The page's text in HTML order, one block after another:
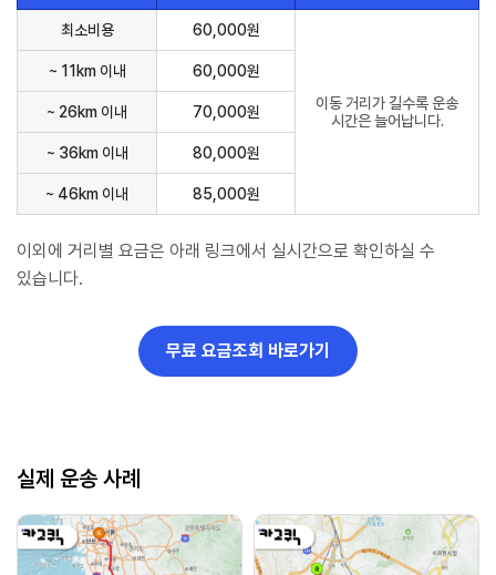
최소비용 60,000원
이동 거리가 길수록 운송
시간은 늘어납니다.
~ 11km 이내 60,000원
~ 26km 이내 70,000원
~ 36km 이내 80,000원
~ 46km 이내 85,000원
이외에 거리별 요금은 아래 링크에서 실시간으로 확인하실 수
있습니다.
무료 요금조회 바로가기
실제 운송 사례